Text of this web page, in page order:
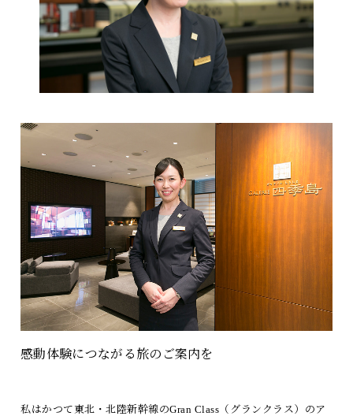
感動体験につながる旅のご案内を
私はかつて東北・北陸新幹線のGran Class（グランクラス）のア